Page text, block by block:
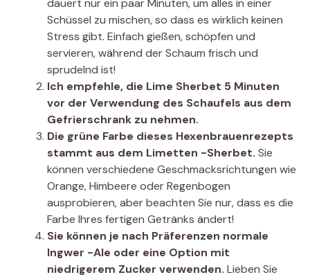
dauert nur ein paar Minuten, um alles in einer
Schüssel zu mischen, so dass es wirklich keinen
Stress gibt. Einfach gießen, schöpfen und
servieren, während der Schaum frisch und
sprudelnd ist!
Ich empfehle, die Lime Sherbet 5 Minuten
vor der Verwendung des Schaufels aus dem
Gefrierschrank zu nehmen.
Die grüne Farbe dieses Hexenbrauenrezepts
stammt aus dem Limetten -Sherbet. Sie
können verschiedene Geschmacksrichtungen wie
Orange, Himbeere oder Regenbogen
ausprobieren, aber beachten Sie nur, dass es die
Farbe Ihres fertigen Getränks ändert!
Sie können je nach Präferenzen normale
Ingwer -Ale oder eine Option mit
niedrigerem Zucker verwenden. Lieben Sie